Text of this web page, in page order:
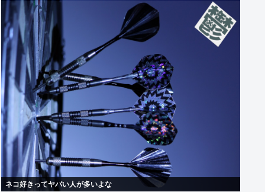
ネコ好きってヤバい人が多いよな